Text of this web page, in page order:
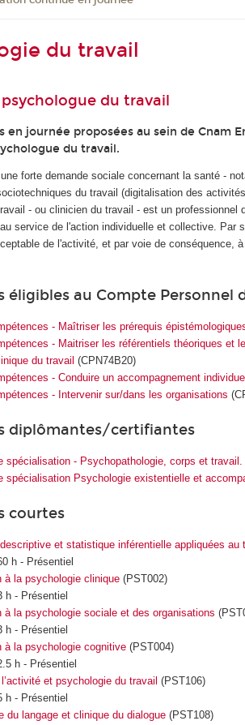
du travail
du travail
en journée proposées au sein de
du travail.
forte demande sociale concernant la santé -
du travail (digitalisation des
- ou clinicien du travail - est un
service de l'action individuelle et collective. Par
de l'activité, et par voie de conséquence,
éligibles au Compte Personnel
- Maîtriser les prérequis
- Maitriser les référentiels théoriques et
du travail (CPN74B20)
- Conduire un accompagnement
- Intervenir sur/dans les organisations
diplômantes/certifiantes
spécialisation - Psychopathologie, corps et
spécialisation Psychologie existentielle et
courtes
et statistique inférentielle appliquées au
h - Présentiel
à la psychologie clinique(PST002)
h - Présentiel
à la psychologie sociale et des organisations
h - Présentiel
à la psychologie cognitive(PST004)
h - Présentiel
et psychologie du travail (PST106)
h - Présentiel
du langage et clinique du dialogue(PST108)